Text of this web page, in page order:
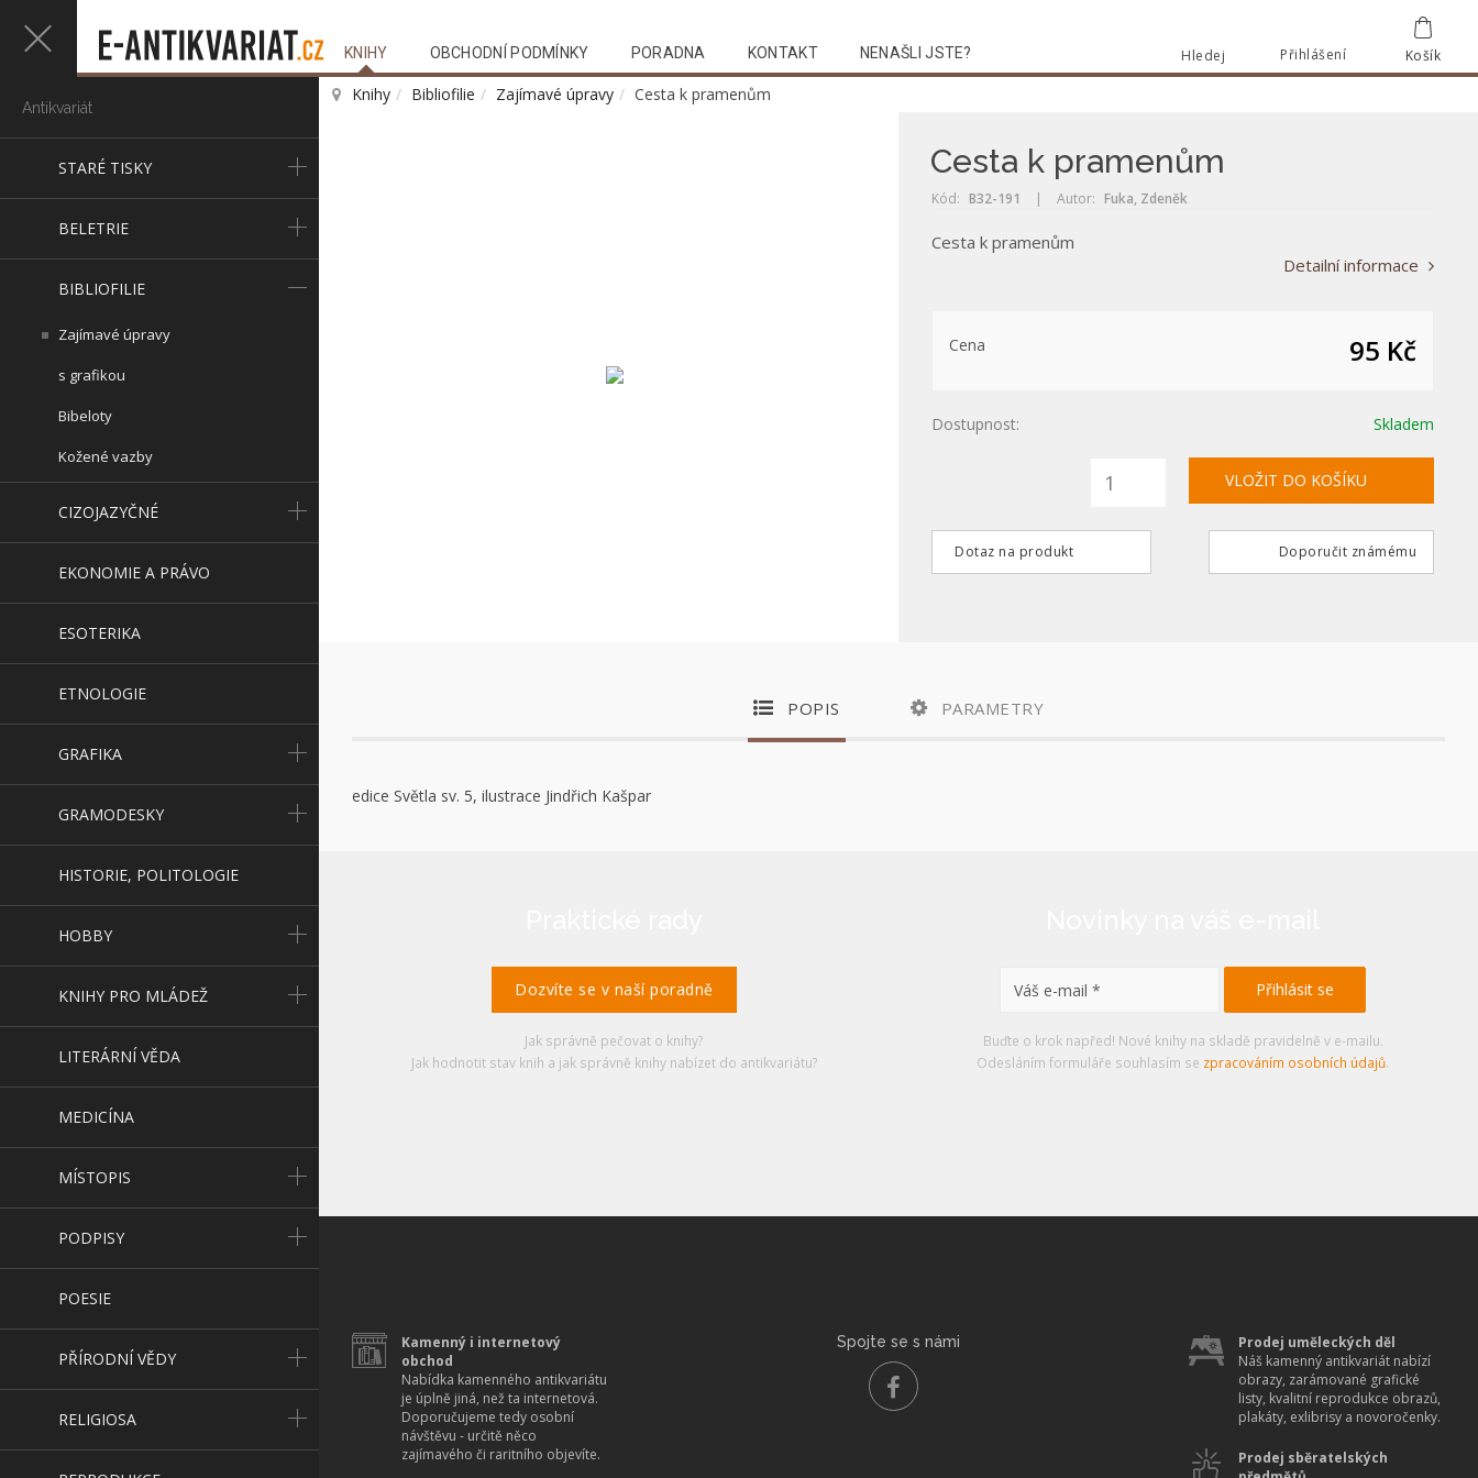
Košík
Přihlášení
Hledej
KNIHY OBCHODNÍ PODMÍNKY PORADNA KONTAKT NENAŠLI JSTE?
Antikvariát
STARÉ TISKY
BELETRIE
BIBLIOFILIE
Zajímavé úpravy
s grafikou
Bibeloty
Kožené vazby
CIZOJAZYČNÉ
EKONOMIE A PRÁVO
ESOTERIKA
ETNOLOGIE
GRAFIKA
GRAMODESKY
HISTORIE, POLITOLOGIE
HOBBY
KNIHY PRO MLÁDEŽ
LITERÁRNÍ VĚDA
MEDICÍNA
MÍSTOPIS
PODPISY
POESIE
PŘÍRODNÍ VĚDY
RELIGIOSA
Knihy Bibliofilie Zajímavé úpravy Cesta k pramenům
Cesta k pramenům
Kód: B32-191 | Autor: Fuka, Zdeněk
Cesta k pramenům
Detailní informace
Cena 95 Kč
Dostupnost: Skladem
Dotaz na produkt Doporučit známému
POPIS PARAMETRY
edice Světla sv. 5, ilustrace Jindřich Kašpar
Dozvíte se v naší poradně
Jak správně pečovat o knihy?
Jak hodnotit stav knih a jak správně knihy nabízet do antikvariátu?
Buďte o krok napřed! Nové knihy na skladě pravidelně v e-mailu.
Odesláním formuláře souhlasím se zpracováním osobních údajů.
Kamenný i internetový
obchod
Nabídka kamenného antikvariátu
je úplně jiná, než ta internetová.
Doporučujeme tedy osobní
návštěvu - určitě něco
zajímavého či raritního objevíte.
Prodej uměleckých děl
Náš kamenný antikvariát nabízí
obrazy, zarámované grafické
listy, kvalitní reprodukce obrazů,
plakáty, exlibrisy a novoročenky.
Prodej sběratelských
Spojte se s námi